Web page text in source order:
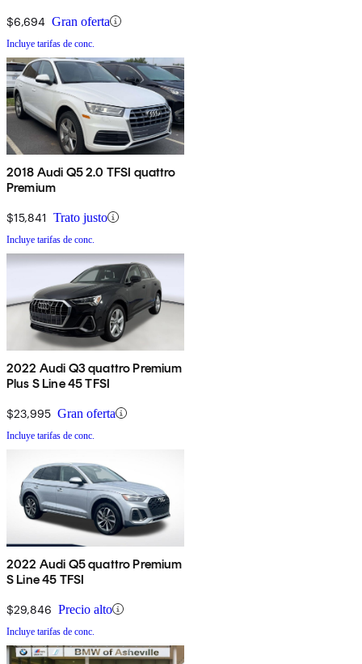
$6,694 Gran oferta
Incluye tarifas de conc.
2018 Audi Q5 2.0 TFSI quattro
Premium
$15,841 Trato justo
Incluye tarifas de conc.
2022 Audi Q3 quattro Premium
Plus S Line 45 TFSI
$23,995 Gran oferta
Incluye tarifas de conc.
2022 Audi Q5 quattro Premium
S Line 45 TFSI
$29,846 Precio alto
Incluye tarifas de conc.